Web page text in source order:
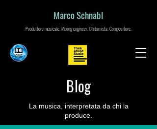
Marco Schnabl
Produttore musicale. Mixing engineer. Chitarrista. Compositore.
Blog
La musica, interpretata da chi la
produce.